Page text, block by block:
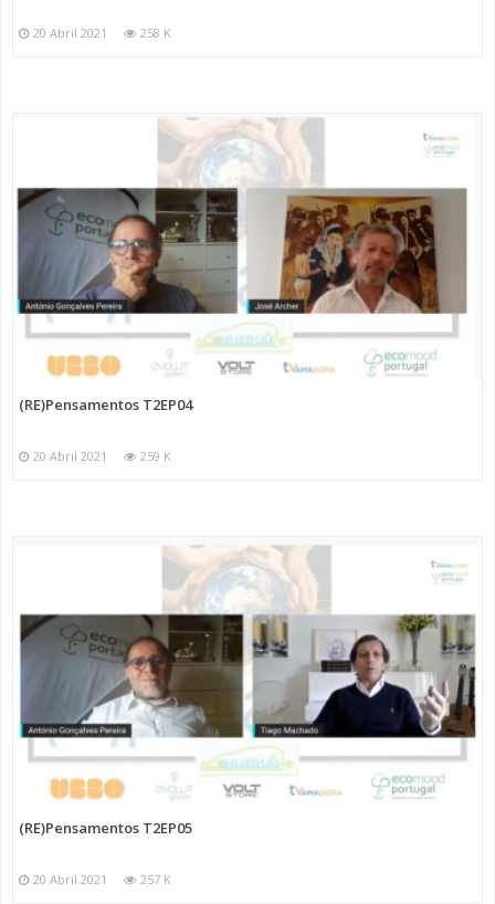
20 Abril 2021 258 K
(RE)Pensamentos T2EP04
20 Abril 2021 259 K
(RE)Pensamentos T2EP05
20 Abril 2021 257 K